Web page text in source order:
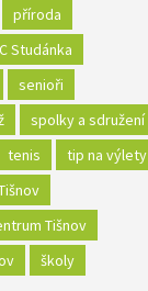
příroda
Studánka
senioři
spolky a sdružení
tenis
tip na výlety
Tišnov
školy